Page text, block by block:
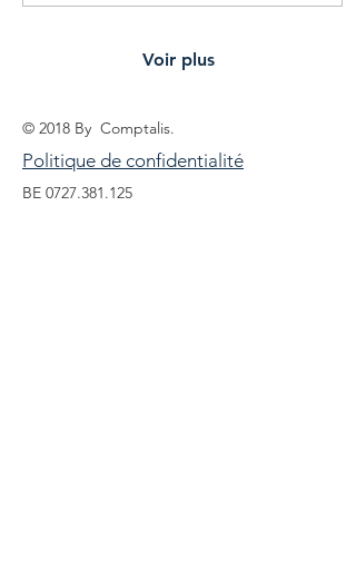
Voir plus
© 2018 By Comptalis.
Politique de confidentialité
BE 0727.381.125